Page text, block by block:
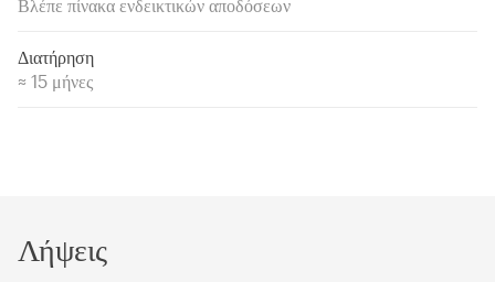
Βλέπε πίνακα ενδεικτικών αποδόσεων
Διατήρηση
≈ 15 μήνες
Λήψεις